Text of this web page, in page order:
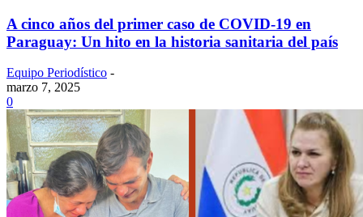
A cinco años del primer caso de COVID-19 en
Paraguay: Un hito en la historia sanitaria del país
Equipo Periodístico -
marzo 7, 2025
0